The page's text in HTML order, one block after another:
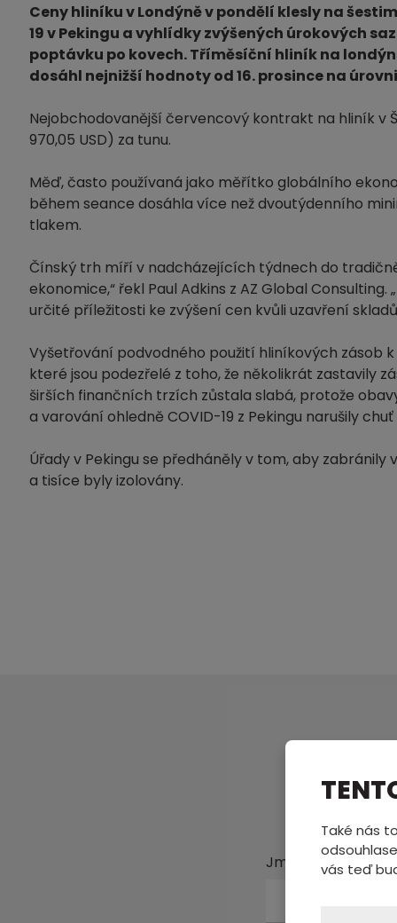
Ceny hliníku v Londýně v pondělí klesly na
19 v Pekingu a vyhlídky zvýšených úrokových
poptávku po kovech. Tříměsíční hliník na
dosáhl nejnižší hodnoty od 16. prosince na úrovni
Nejobchodovanější červencový kontrakt na hliník v
970,05 USD) za tunu.
Měď, často používaná jako měřítko globálního
během seance dosáhla více než dvoutýdenního
tlakem.
Čínský trh míří v nadcházejících týdnech do
ekonomice,“ řekl Paul Adkins z AZ Global
určité příležitosti ke zvýšení cen kvůli uzavření
Vyšetřování podvodného použití hliníkových zásob
které jsou podezřelé z toho, že několikrát zastavily
širších finančních trzích zůstala slabá, protože
a varování ohledně COVID-19 z Pekingu narušily
Úřady v Pekingu se předháněly v tom, aby
a tisíce byly izolovány.
Jméno a příjmení
Také nás
vás teď